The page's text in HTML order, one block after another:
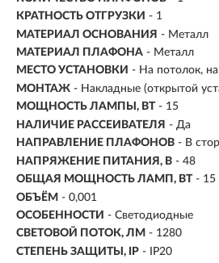
КРАТНОСТЬ ОТГРУЗКИ - 1
МАТЕРИАЛ ОСНОВАНИЯ - Металл
МАТЕРИАЛ ПЛАФОНА - Металл
МЕСТО УСТАНОВКИ - На потолок, на
МОНТАЖ - Накладные (открытой
МОЩНОСТЬ ЛАМПЫ, ВТ - 15
НАЛИЧИЕ РАССЕИВАТЕЛЯ - Да
НАПРАВЛЕНИЕ ПЛАФОНОВ - В
НАПРЯЖЕНИЕ ПИТАНИЯ, В - 48
ОБЩАЯ МОЩНОСТЬ ЛАМП, ВТ - 15
ОБЪЁМ - 0,001
ОСОБЕННОСТИ - Светодиодные
СВЕТОВОЙ ПОТОК, ЛМ - 1280
СТЕПЕНЬ ЗАЩИТЫ, IP - IP20